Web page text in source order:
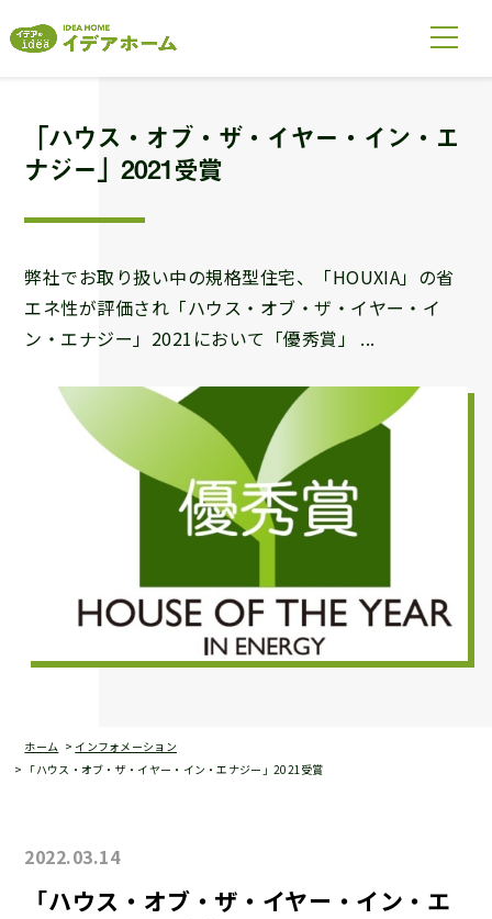
「ハウス・オブ・ザ・イヤー・イン・エ
ナジー」2021受賞
弊社でお取り扱い中の規格型住宅、「HOUXIA」の省
エネ性が評価され「ハウス・オブ・ザ・イヤー・イ
ン・エナジー」2021において「優秀賞」 ...
ホーム
インフォメーション
「ハウス・オブ・ザ・イヤー・イン・エナジー」2021受賞
2022.03.14
「ハウス・オブ・ザ・イヤー・イン・エ